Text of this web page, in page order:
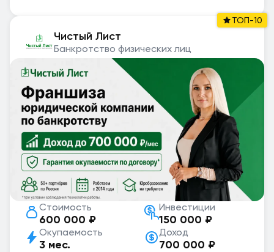
Чистый Лист
Банкротство физических лиц
Стоимость
600 000 ₽
Инвестиции
150 000 ₽
Окупаемость
3 мес.
Доход
700 000 ₽
ТОП-10